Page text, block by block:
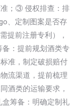
；③ 侵权排查：排
、定制图案是否存
提前注册专利），
：提前规划酒类专
准，制定破损赔付
流渠道，提前梳理
酒类的运输要求，
筹备：明确定制礼